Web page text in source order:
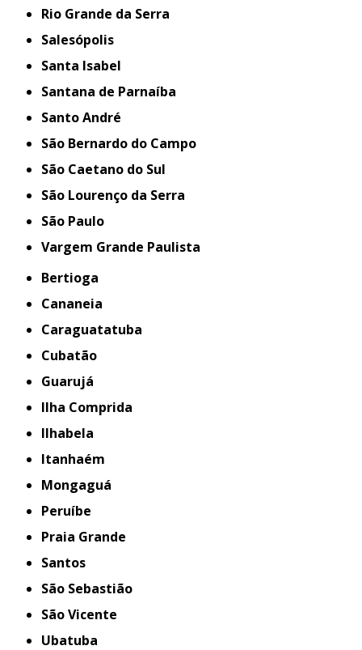
Rio Grande da Serra
Salesópolis
Santa Isabel
Santana de Parnaíba
Santo André
São Bernardo do Campo
São Caetano do Sul
São Lourenço da Serra
São Paulo
Vargem Grande Paulista
Bertioga
Cananeia
Caraguatatuba
Cubatão
Guarujá
Ilha Comprida
Ilhabela
Itanhaém
Mongaguá
Peruíbe
Praia Grande
Santos
São Sebastião
São Vicente
Ubatuba